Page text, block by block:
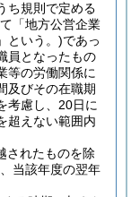
ち規則で定める
「地方公営企業
という。)であっ
員となったもの
等の労働関係に
及びその在職期
考慮し、20日に
超えない範囲内
されたものを除
当該年度の翌年